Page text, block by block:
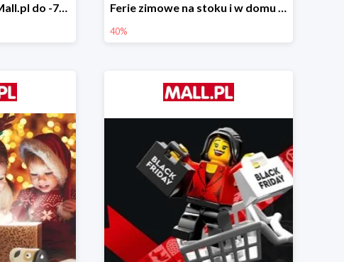
Tysiące rabatów w Mall.pl do -70% Ferie zimowe na stoku i w domu w Mall.pl do -40%
40%